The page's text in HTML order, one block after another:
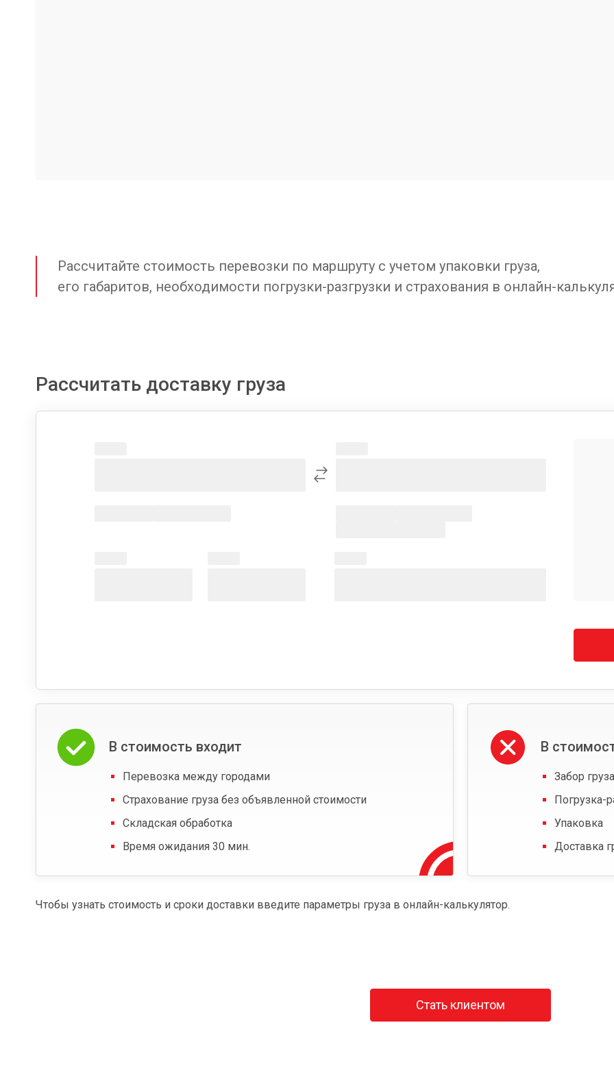
Рассчитайте стоимость перевозки по маршруту с учетом упаковки груза,
его габаритов, необходимости погрузки-разгрузки и страхования в онлайн-
Рассчитать доставку груза
В стоимость входит
Перевозка между городами
Страхование груза без объявленной стоимости
Складская обработка
Время ожидания 30 мин.
В
Забор
Погрузка-
Упаковка
Доставка
Чтобы узнать стоимость и сроки доставки введите параметры груза в онлайн-калькулятор.
Стать клиентом